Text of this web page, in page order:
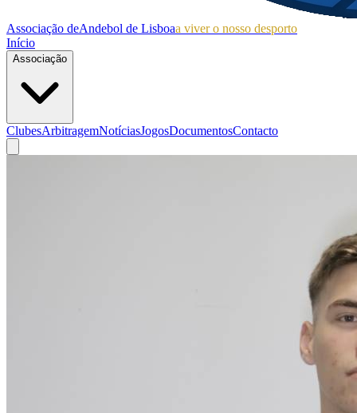
Associação deAndebol de Lisboaa viver o nosso desporto
Início
Associação
ClubesArbitragemNotíciasJogosDocumentosContacto